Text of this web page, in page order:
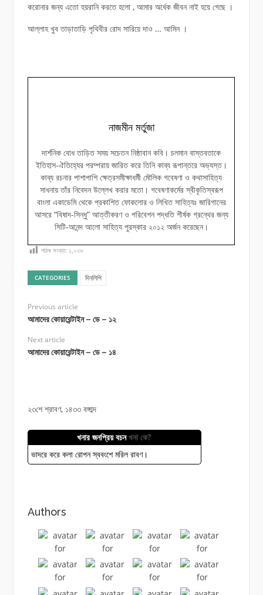
করোনার জন্য এতো হয়রানি করতে হলো , আমার অর্ধেক জীবন নাই হয়ে গেছে ।
আল্লাহ খুব তাড়াতাড়ি পৃথিবীর রোদ সারিয়ে দাও … আমিন ।
নাজমীন মর্তুজা
দার্শনিক বোধ তাড়িত সময় সচেতন নিষ্ঠাবান কবি। চলমান বাস্তবতাকে
ইতিহাস-ঐতিহ্যের পরম্পরায় জারিত করে তিনি কাব্য রূপান্তরে অভ্যস্ত।
কাব্য রচনার পাশাপাশি ক্ষেত্রসমীক্ষাধর্মী মৌলিক গবেষণা ও কথাসাহিত্য
সাধনায় তাঁর নিবেদন উল্লেখ করার মতো। গবেষণাকর্মের স্বীকৃতিস্বরূপ
বাংলা একাডেমি থেকে প্রকাশিত ফোকলোর ও লিখিত সাহিত্যঃ জারিগানের
আসরে “বিষাদ-সিন্ধু” আত্তীকরণ ও পরিবেশন পদ্ধতি শীর্ষক গ্রন্থের জন্য
সিটি-আনন্দ আলো সাহিত্য পুরস্কার ২০১২ অর্জন করেছেন।
পাঠক সংখ্যা: ১,০৩৮
CATEGORIES দিনলিপি
Previous article
আমাদের কোয়ারেন্টাইন – ডে – ১২
Next article
আমাদের কোয়ারেন্টাইন – ডে – ১৪
২৩শে শ্রাবণ, ১৪৩৩ বঙ্গাব্দ
খনার জনপ্রিয় বচনখনা কে?
ভাদরে করে কলা রোপন স্ববংশে মরিল রাবণ।
Authors